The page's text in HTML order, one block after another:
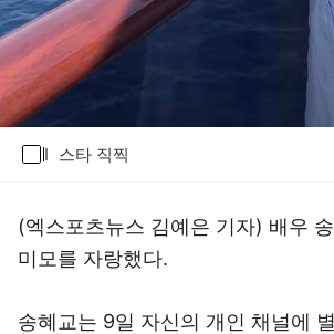
스타 직찍
(엑스포츠뉴스 김예은 기자) 배우
미모를 자랑했다.
송혜교는 9일 자신의 개인 채널에